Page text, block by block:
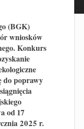
(BGK)
wniosków
Konkurs
do poprawy
od 17
2025 r.